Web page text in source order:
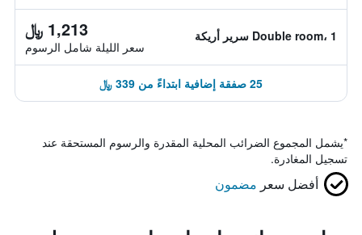
Double room، 1 سرير أريكة 1,213 ﷼
سعر الليلة شامل الرسوم
25 صفقة إضافية ابتداءً من 339 ﷼
*يشمل المجموع الضرائب المحلية المقدرة والرسوم المستحقة عند
تسجيل المغادرة.
أفضل سعر مضمون